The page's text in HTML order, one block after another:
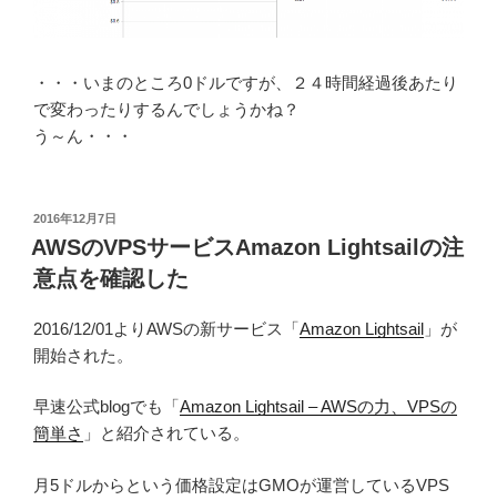
・・・いまのところ0ドルですが、２４時間経過後あたり
で変わったりするんでしょうかね？
う～ん・・・
投
稿
日:
2016年12月7日
AWSのVPSサービスAmazon Lightsailの注
意点を確認した
2016/12/01よりAWSの新サービス「Amazon Lightsail 」が
開始された。
早速公式blogでも「Amazon Lightsail – AWSの力、VPSの
簡単さ 」と紹介されている。
月5ドルからという価格設定はGMOが運営しているVPS